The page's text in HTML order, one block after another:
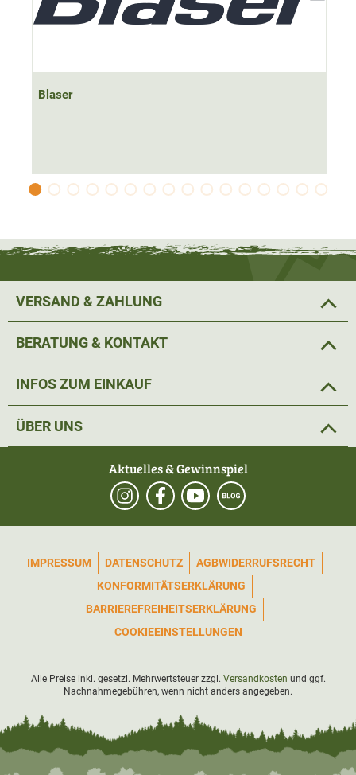
Blaser
VERSAND & ZAHLUNG
BERATUNG & KONTAKT
INFOS ZUM EINKAUF
ÜBER UNS
Aktuelles & Gewinnspiel
IMPRESSUM DATENSCHUTZ AGBWIDERRUFSRECHT
KONFORMITÄTSERKLÄRUNG
BARRIEREFREIHEITSERKLÄRUNG
COOKIEEINSTELLUNGEN
Alle Preise inkl. gesetzl. Mehrwertsteuer zzgl. Versandkosten und ggf.
Nachnahmegebühren, wenn nicht anders angegeben.